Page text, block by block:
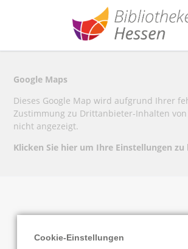
Google Maps
Dieses Google Map wird aufgrund Ihrer
Zustimmung zu Drittanbieter-Inhalten von
nicht angezeigt.
Klicken Sie hier um Ihre Einstellungen zu
Cookie-Einstellungen